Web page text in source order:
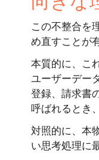
この不整合を
め直すことが
本質的に、こ
ユーザーデー
登録、請求書
呼ばれるとき
対照的に、本
い思考処理に